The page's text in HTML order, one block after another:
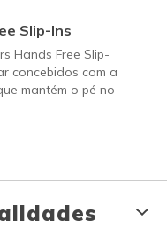
Slip-Ins
Hands Free Slip-
concebidos com a
mantém o pé no